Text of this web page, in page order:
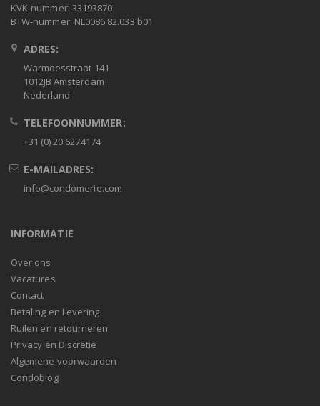
KVK-nummer: 33193870
BTW-nummer: NL0086.82.033.b01
ADRES:
Warmoesstraat 141
1012JB Amsterdam
Nederland
TELEFOONNUMMER:
+31 (0) 20 6274174
E-MAILADRES:
info@condomerie.com
INFORMATIE
Over ons
Vacatures
Contact
Betaling en Levering
Ruilen en retourneren
Privacy en Discretie
Algemene voorwaarden
Condoblog